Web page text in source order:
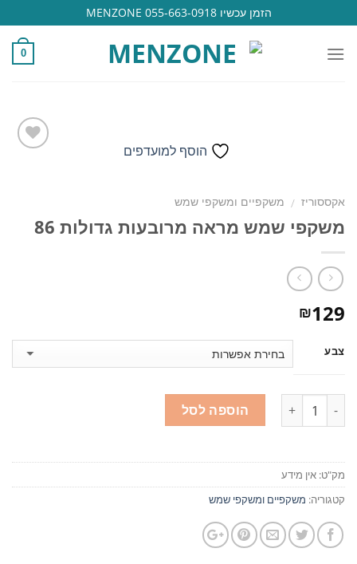
to
content
הזמן עכשיו 055-663-0918 MENZONE
0
הוסף למועדפים
אקססוריז / משקפיים ומשקפי שמש
משקפי שמש מראה מרובעות גדולות 86
₪129
צבע
הוספה לסל
מק"ט: אין מידע
קטגוריה: משקפיים ומשקפי שמש